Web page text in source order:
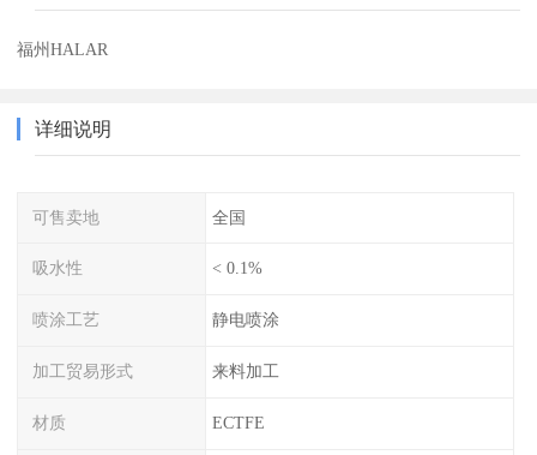
福州HALAR
详细说明
可售卖地 全国
吸水性 < 0.1%
喷涂工艺 静电喷涂
加工贸易形式 来料加工
材质 ECTFE